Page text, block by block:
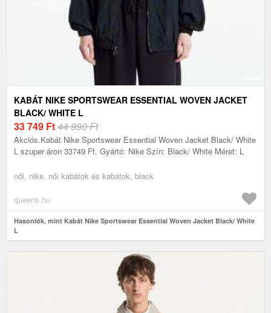
KABÁT NIKE SPORTSWEAR ESSENTIAL WOVEN JACKET
BLACK/ WHITE L
33 749 Ft44 990 Ft
Akciós.Kabát Nike Sportswear Essential Woven Jacket Black/ White
L szuper áron 33749 Ft. Gyártó: Nike Szín: Black/ White Méret: L
női, nike, női kabátok és kabátok, black
queens.hu
Hasonlók, mint Kabát Nike Sportswear Essential Woven Jacket Black/ White
L